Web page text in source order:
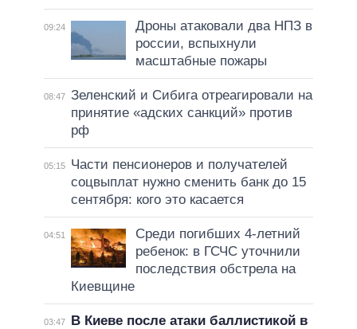
09:24
Дроны атаковали два НПЗ в
россии, вспыхнули
масштабные пожары
08:47 Зеленский и Сибига отреагировали на
принятие «адских санкций» против
рф
05:15
Части пенсионеров и получателей
соцвыплат нужно сменить банк до 15
сентября: кого это касается
04:51
Среди погибших 4-летний
ребенок: в ГСЧС уточнили
последствия обстрела на
Киевщине
03:47
В Киеве после атаки баллистикой в